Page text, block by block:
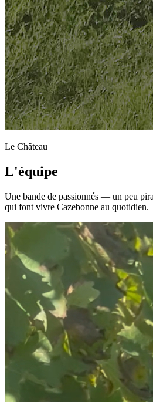
Le Château
L'équipe
Une bande de passionnés — un peu
qui font vivre Cazebonne au quotidien.